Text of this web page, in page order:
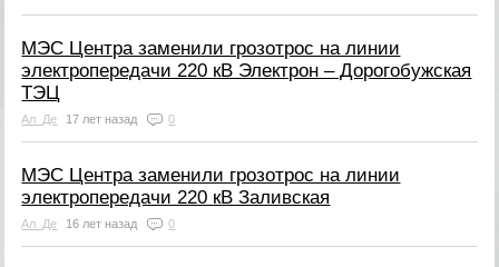
МЭС Центра заменили грозотрос на линии
электропередачи 220 кВ Электрон – Дорогобужская
ТЭЦ
Ал_Де 17 лет назад 0
МЭС Центра заменили грозотрос на линии
электропередачи 220 кВ Заливская
Ал_Де 16 лет назад 0